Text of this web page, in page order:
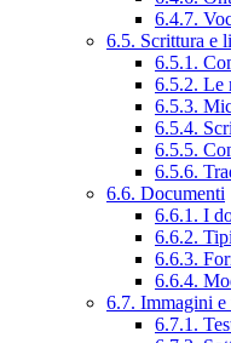
6.4.7.
6.5. Scrittura e
6.5.1.
6.5.2. Le
6.5.3.
6.5.4.
6.5.5.
6.5.6.
6.6. Documenti
6.6.1. I
6.6.2.
6.6.3.
6.6.4.
6.7. Immagini e
6.7.1.